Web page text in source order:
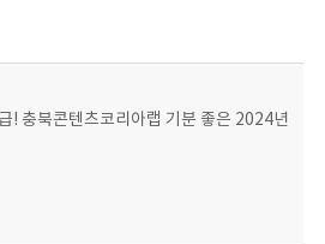
! 충북콘텐츠코리아랩 기분 좋은 2024년